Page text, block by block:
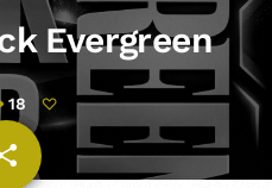
Evergreen
18